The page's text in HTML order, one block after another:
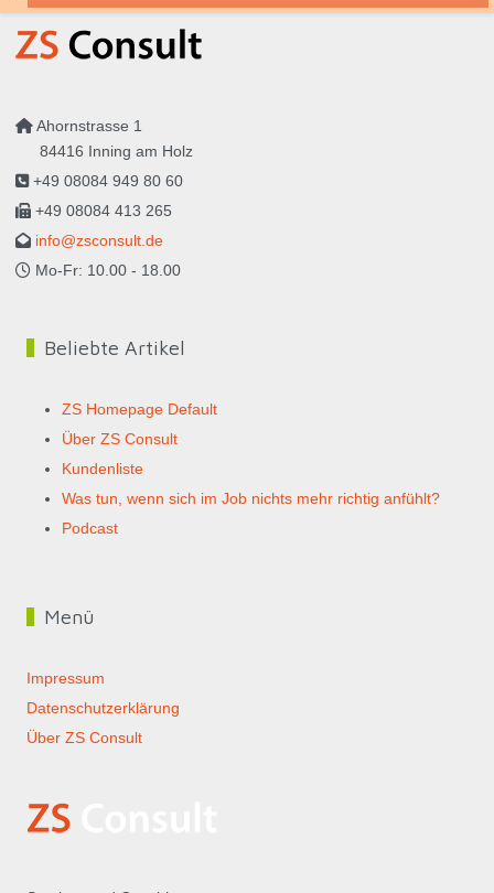
Ahornstrasse 1
84416 Inning am Holz
+49 08084 949 80 60
+49 08084 413 265
info@zsconsult.de
Mo-Fr: 10.00 - 18.00
Beliebte Artikel
ZS Homepage Default
Über ZS Consult
Kundenliste
Was tun, wenn sich im Job nichts mehr richtig anfühlt?
Podcast
Menü
Impressum
Datenschutzerklärung
Über ZS Consult